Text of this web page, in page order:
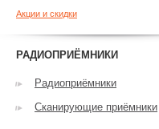
Акции и скидки
РАДИОПРИЁМНИКИ
Радиоприёмники
Сканирующие приёмники